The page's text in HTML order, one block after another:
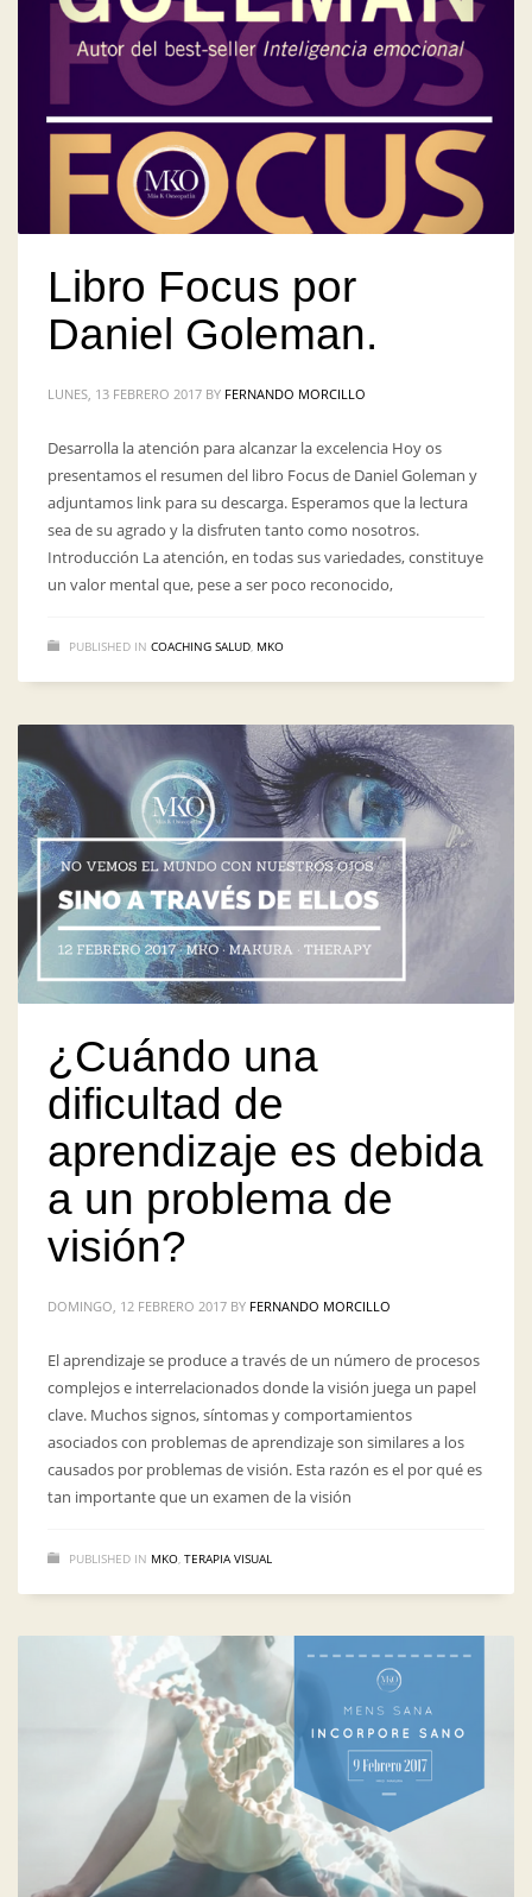
Libro Focus por
Daniel Goleman.
LUNES, 13 FEBRERO 2017 BY FERNANDO MORCILLO
Desarrolla la atención para alcanzar la excelencia Hoy os
presentamos el resumen del libro Focus de Daniel Goleman y
adjuntamos link para su descarga. Esperamos que la lectura
sea de su agrado y la disfruten tanto como nosotros.
Introducción La atención, en todas sus variedades, constituye
un valor mental que, pese a ser poco reconocido,
PUBLISHED IN COACHING SALUD, MKO
¿Cuándo una
dificultad de
aprendizaje es debida
a un problema de
visión?
DOMINGO, 12 FEBRERO 2017 BY FERNANDO MORCILLO
El aprendizaje se produce a través de un número de procesos
complejos e interrelacionados donde la visión juega un papel
clave. Muchos signos, síntomas y comportamientos
asociados con problemas de aprendizaje son similares a los
causados ​​por problemas de visión. Esta razón es el por qué es
tan importante que un examen de la visión
PUBLISHED IN MKO, TERAPIA VISUAL